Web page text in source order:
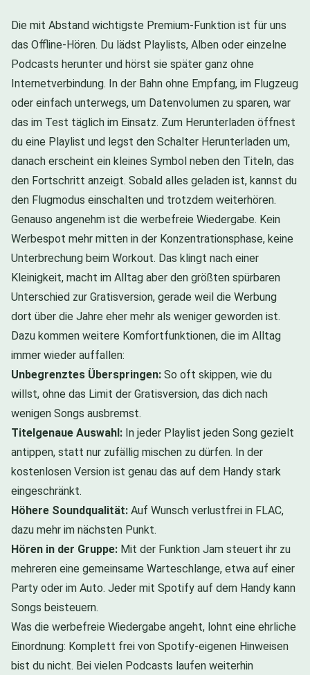
Die mit Abstand wichtigste Premium-Funktion ist für uns
das Offline-Hören. Du lädst Playlists, Alben oder einzelne
Podcasts herunter und hörst sie später ganz ohne
Internetverbindung. In der Bahn ohne Empfang, im Flugzeug
oder einfach unterwegs, um Datenvolumen zu sparen, war
das im Test täglich im Einsatz. Zum Herunterladen öffnest
du eine Playlist und legst den Schalter Herunterladen um,
danach erscheint ein kleines Symbol neben den Titeln, das
den Fortschritt anzeigt. Sobald alles geladen ist, kannst du
den Flugmodus einschalten und trotzdem weiterhören.
Genauso angenehm ist die werbefreie Wiedergabe. Kein
Werbespot mehr mitten in der Konzentrationsphase, keine
Unterbrechung beim Workout. Das klingt nach einer
Kleinigkeit, macht im Alltag aber den größten spürbaren
Unterschied zur Gratisversion, gerade weil die Werbung
dort über die Jahre eher mehr als weniger geworden ist.
Dazu kommen weitere Komfortfunktionen, die im Alltag
immer wieder auffallen:
Unbegrenztes Überspringen: So oft skippen, wie du
willst, ohne das Limit der Gratisversion, das dich nach
wenigen Songs ausbremst.
Titelgenaue Auswahl: In jeder Playlist jeden Song gezielt
antippen, statt nur zufällig mischen zu dürfen. In der
kostenlosen Version ist genau das auf dem Handy stark
eingeschränkt.
Höhere Soundqualität: Auf Wunsch verlustfrei in FLAC,
dazu mehr im nächsten Punkt.
Hören in der Gruppe: Mit der Funktion Jam steuert ihr zu
mehreren eine gemeinsame Warteschlange, etwa auf einer
Party oder im Auto. Jeder mit Spotify auf dem Handy kann
Songs beisteuern.
Was die werbefreie Wiedergabe angeht, lohnt eine ehrliche
Einordnung: Komplett frei von Spotify-eigenen Hinweisen
bist du nicht. Bei vielen Podcasts laufen weiterhin